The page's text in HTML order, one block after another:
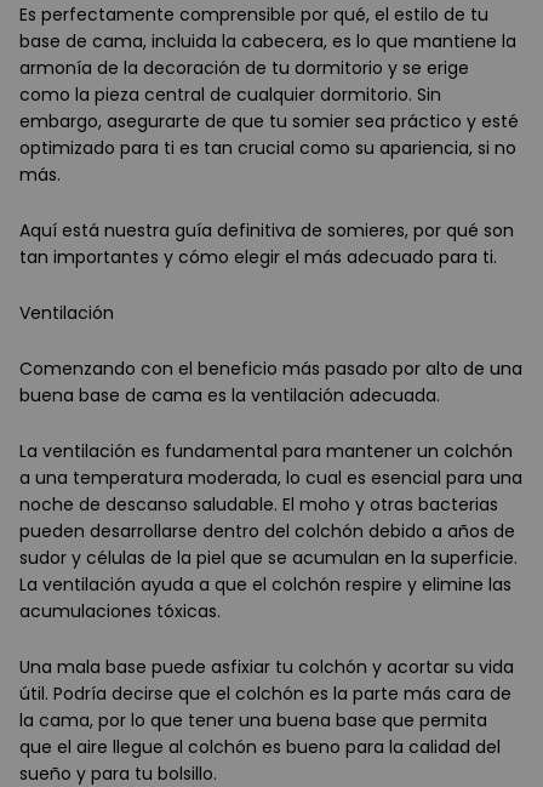
Es perfectamente comprensible por qué, el estilo de tu
base de cama, incluida la cabecera, es lo que mantiene la
armonía de la decoración de tu dormitorio y se erige
como la pieza central de cualquier dormitorio. Sin
embargo, asegurarte de que tu somier sea práctico y esté
optimizado para ti es tan crucial como su apariencia, si no
más.
Aquí está nuestra guía definitiva de somieres, por qué son
tan importantes y cómo elegir el más adecuado para ti.
Ventilación
Comenzando con el beneficio más pasado por alto de una
buena base de cama es la ventilación adecuada.
La ventilación es fundamental para mantener un colchón
a una temperatura moderada, lo cual es esencial para una
noche de descanso saludable. El moho y otras bacterias
pueden desarrollarse dentro del colchón debido a años de
sudor y células de la piel que se acumulan en la superficie.
La ventilación ayuda a que el colchón respire y elimine las
acumulaciones tóxicas.
Una mala base puede asfixiar tu colchón y acortar su vida
útil. Podría decirse que el colchón es la parte más cara de
la cama, por lo que tener una buena base que permita
que el aire llegue al colchón es bueno para la calidad del
sueño y para tu bolsillo.